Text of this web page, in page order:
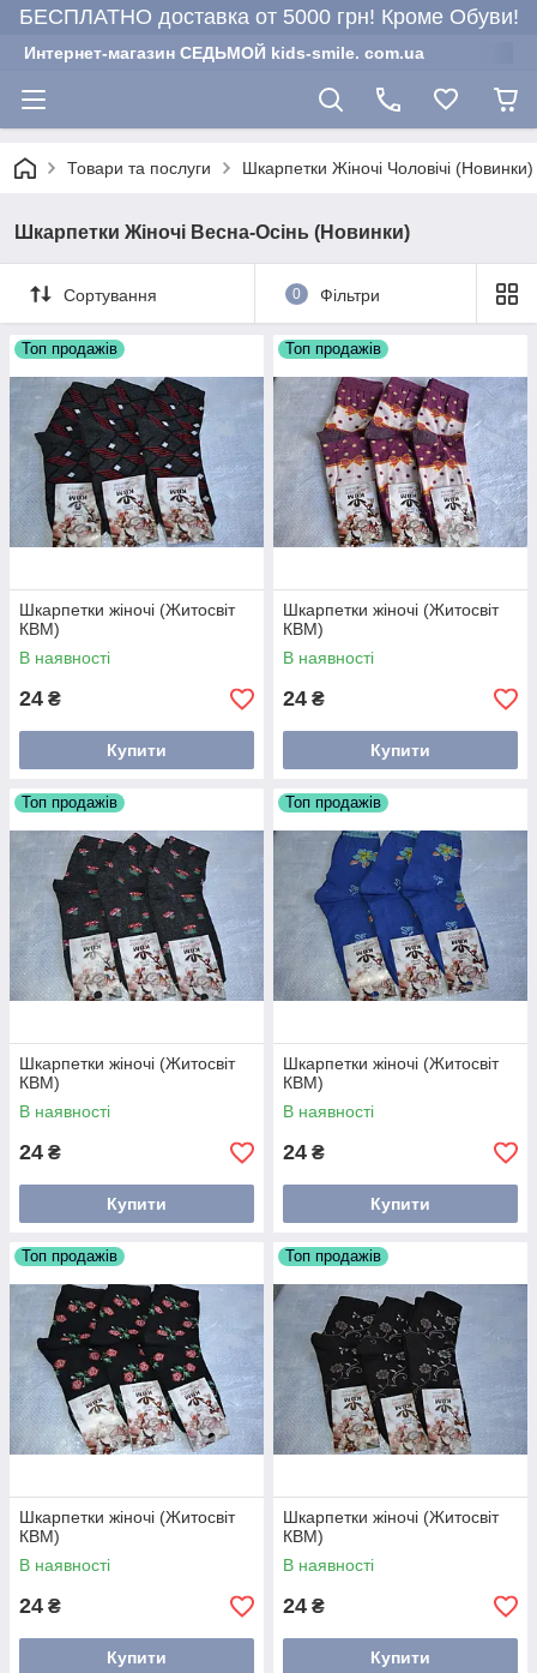
БЕСПЛАТНО доставка от 5000 грн! Кроме Обуви!
Интернет-магазин СЕДЬМОЙ kids-smile. com.ua
Товари та послуги Шкарпетки Жіночі Чоловічі (Новинки)
Шкарпетки Жіночі Весна-Осінь (Новинки)
Сортування 0 Фільтри
Топ продажів
Шкарпетки жіночі (Житосвіт
КВМ)
В наявності
24 ₴
Купити
Топ продажів
Шкарпетки жіночі (Житосвіт
КВМ)
В наявності
24 ₴
Купити
Топ продажів
Шкарпетки жіночі (Житосвіт
КВМ)
В наявності
24 ₴
Купити
Топ продажів
Шкарпетки жіночі (Житосвіт
КВМ)
В наявності
24 ₴
Купити
Топ продажів
Шкарпетки жіночі (Житосвіт
КВМ)
В наявності
24 ₴
Купити
Топ продажів
Шкарпетки жіночі (Житосвіт
КВМ)
В наявності
24 ₴
Купити